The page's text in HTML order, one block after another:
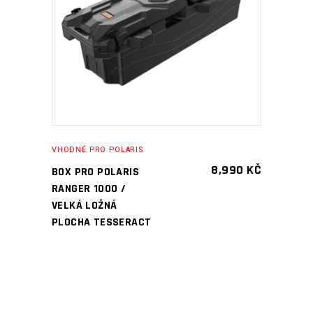
PŘIDAT DO KOŠÍKU
VHODNÉ PRO POLARIS
BOX PRO POLARIS
RANGER 1000 /
VELKÁ LOŽNÁ
PLOCHA TESSERACT
8,990 KČ